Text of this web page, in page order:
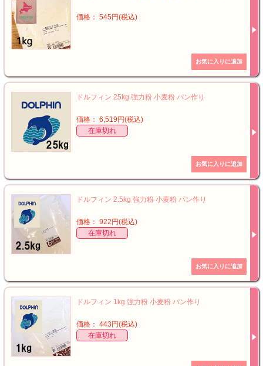
価格： 545円(税込)
ドルフィン 25kg 強力粉 小麦粉 パン作り
価格： 6,519円(税込)
在庫切れ
ドルフィン 2.5kg 強力粉 小麦粉 パン作り
価格： 922円(税込)
在庫切れ
ドルフィン 1kg 強力粉 小麦粉 パン作り
価格： 443円(税込)
在庫切れ